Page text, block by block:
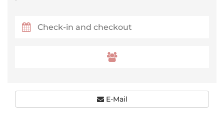
E-Mail